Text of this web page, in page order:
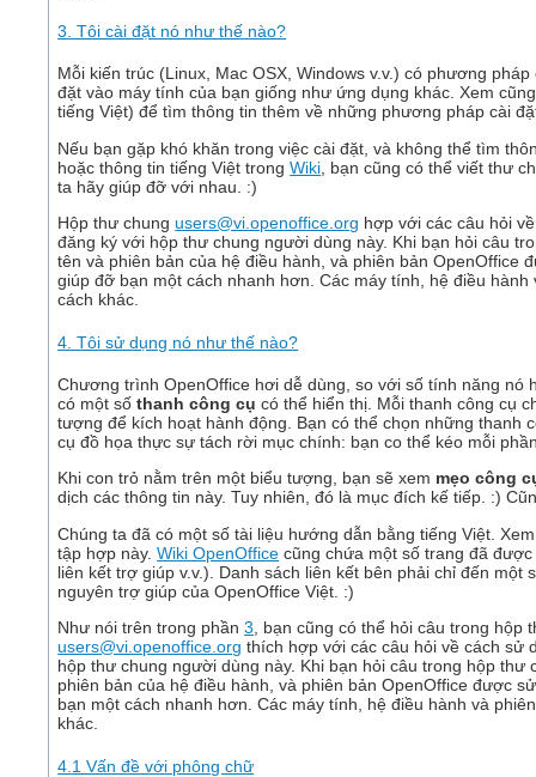
3. Tôi cài đặt nó như thế nào?
Mỗi kiến trúc (Linux, Mac OSX, Windows v.v.) có phương
đặt vào máy tính của bạn giống như ứng dụng khác. Xem
tiếng Việt) để tìm thông tin thêm về những phương pháp cài
Nếu bạn gặp khó khăn trong việc cài đặt, và không thể tìm
hoặc thông tin tiếng Việt trongWiki , bạn cũng có thể viết thư
ta hãy giúp đỡ với nhau. :)
Hộp thư chung users@vi.openoffice.org hợp với các câu hỏi
đăng ký với hộp thư chung người dùng này. Khi bạn hỏi câu
tên và phiên bản của hệ điều hành, và phiên bản OpenOffice
giúp đỡ bạn một cách nhanh hơn. Các máy tính, hệ điều
cách khác.
4. Tôi sử dụng nó như thế nào?
Chương trình OpenOffice hơi dễ dùng, so với số tính năng nó
có một sốthanh công cụ có thể hiển thị. Mỗi thanh công cụ
tượng để kích hoạt hành động. Bạn có thể chọn những thanh
cụ đồ họa thực sự tách rời mục chính: bạn co thể kéo mỗi
Khi con trỏ nằm trên một biểu tượng, bạn sẽ xem mẹo công
dịch các thông tin này. Tuy nhiên, đó là mục đích kế tiếp. :)
Chúng ta đã có một số tài liệu hướng dẫn bằng tiếng Việt.
tập hợp này.Wiki OpenOffice cũng chứa một số trang đã
liên kết trợ giúp v.v.). Danh sách liên kết bên phải chỉ đến
nguyên trợ giúp của OpenOffice Việt. :)
Như nói trên trong phần3 , bạn cũng có thể hỏi câu trong
users@vi.openoffice.org thích hợp với các câu hỏi về cách sử
hộp thư chung người dùng này. Khi bạn hỏi câu trong hộp thư
phiên bản của hệ điều hành, và phiên bản OpenOffice được
bạn một cách nhanh hơn. Các máy tính, hệ điều hành và
khác.
4.1 Vấn đề với phông chữ